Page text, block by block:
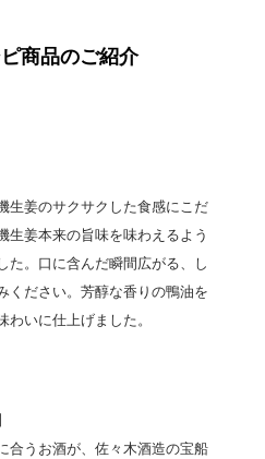
商品のご紹介
生姜のサクサクした食感にこだ
生姜本来の旨味を味わえるよう
た。口に含んだ瞬間広がる、し
ください。芳醇な香りの鴨油を
わいに仕上げました。
合うお酒が、佐々木酒造の宝船